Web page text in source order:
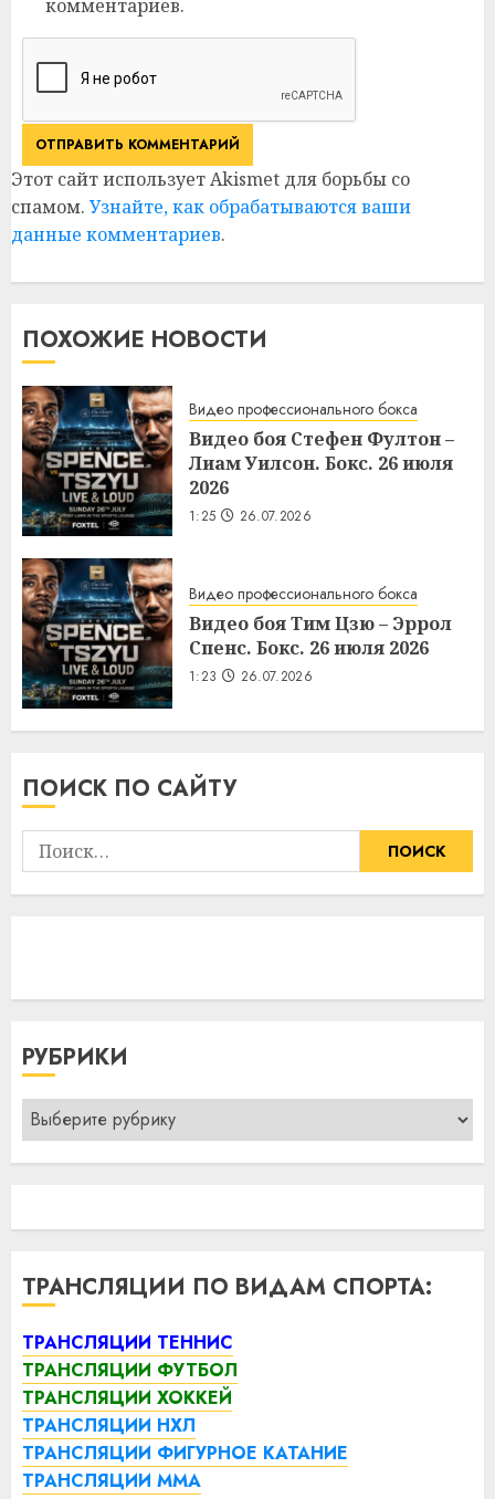
комментариев.
Этот сайт использует Akismet для борьбы со
спамом. Узнайте, как обрабатываются ваши
данные комментариев.
ПОХОЖИЕ НОВОСТИ
Видео профессионального бокса
Видео боя Стефен Фултон –
Лиам Уилсон. Бокс. 26 июля
2026
1:25 26.07.2026
Видео профессионального бокса
Видео боя Тим Цзю – Эррол
Спенс. Бокс. 26 июля 2026
1:23 26.07.2026
ПОИСК ПО САЙТУ
Найти:
РУБРИКИ
Рубрики
ТРАНСЛЯЦИИ ПО ВИДАМ СПОРТА:
ТРАНСЛЯЦИИ ТЕННИС
ТРАНСЛЯЦИИ ФУТБОЛ
ТРАНСЛЯЦИИ ХОККЕЙ
ТРАНСЛЯЦИИ НХЛ
ТРАНСЛЯЦИИ ФИГУРНОЕ КАТАНИЕ
ТРАНСЛЯЦИИ ММА